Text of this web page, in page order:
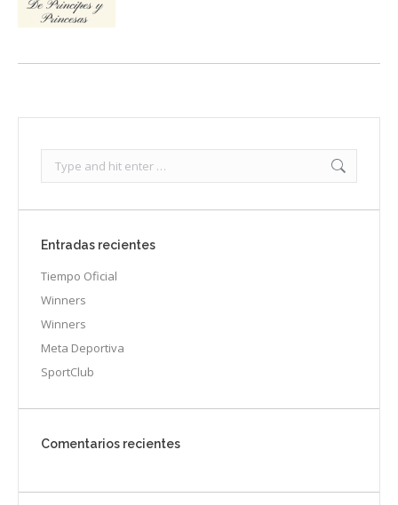
Entradas recientes
Tiempo Oficial
Winners
Winners
Meta Deportiva
SportClub
Comentarios recientes